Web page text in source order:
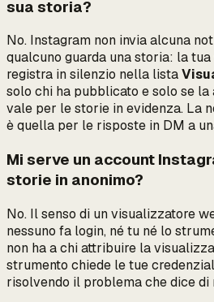
sua storia?
No. Instagram non invia alcuna
qualcuno guarda una storia: la
registra in silenzio nella lista
solo chi ha pubblicato e solo se la
vale per le storie in evidenza. La
è quella per le risposte in DM a
Mi serve un account
storie in anonimo?
No. Il senso di un visualizzatore
nessuno fa login, né tu né lo
non ha a chi attribuire la
strumento chiede le tue
risolvendo il problema che dice di